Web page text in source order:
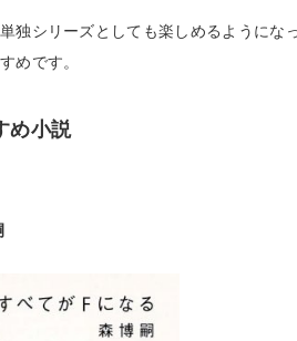
独シリーズとしても楽しめるようにな
めです。
め小説